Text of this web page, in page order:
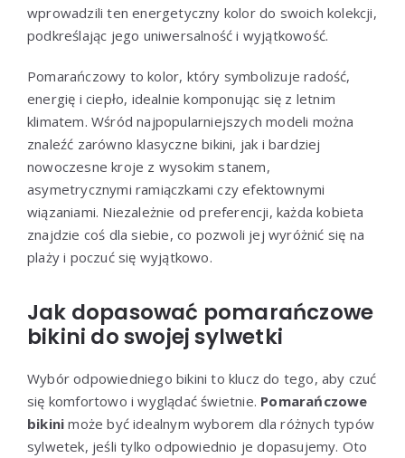
wprowadzili ten energetyczny kolor do swoich kolekcji,
podkreślając jego uniwersalność i wyjątkowość.
Pomarańczowy to kolor, który symbolizuje radość,
energię i ciepło, idealnie komponując się z letnim
klimatem. Wśród najpopularniejszych modeli można
znaleźć zarówno klasyczne bikini, jak i bardziej
nowoczesne kroje z wysokim stanem,
asymetrycznymi ramiączkami czy efektownymi
wiązaniami. Niezależnie od preferencji, każda kobieta
znajdzie coś dla siebie, co pozwoli jej wyróżnić się na
plaży i poczuć się wyjątkowo.
Jak dopasować pomarańczowe
bikini do swojej sylwetki
Wybór odpowiedniego bikini to klucz do tego, aby czuć
się komfortowo i wyglądać świetnie. Pomarańczowe
bikini może być idealnym wyborem dla różnych typów
sylwetek, jeśli tylko odpowiednio je dopasujemy. Oto